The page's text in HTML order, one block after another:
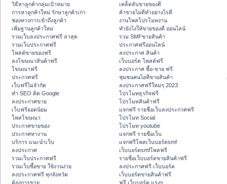
วิธีหาลูกค้ากลุ่มเป้าหมาย
การหาลูกค้าใหม่ รักษาลูกค้าเก่า
ช่องทางการเข้าถึงลูกค้า
เพิ่มฐานลูกค้าใหม่
รวมเว็บลงประกาศฟรี ล่าสุด
รวมเว็บประกาศฟรี
โพสต์ขายของฟรี
ลงโฆษณาสินค้าฟรี
โฆษณาฟรี
ประกาศฟรี
เว็บฟรีไม่จำกัด
ทำ SEO ติด Google
ลงประกาศขาย
เว็บฟรียอดนิยม
โพสโฆษณา
ประกาศขายของ
ประกาศหางาน
บริการ แนะนำเว็บ
ลงประกาศ
รวมเว็บประกาศฟรี
รวมเว็บซื้อขาย ใช้งานง่าย
ลงประกาศฟรี ทุกจังหวัด
ต้องการขาย
เคล็ดลับขายของดี
ค้าขายไม่ดีทำอย่างไรดี
งานโพสโปรโมทงาน
ทํายังไงให้ขายของดี ออนไลน์
รวม SMFขายสินค้า
ประกาศฟรีออนไลน์
ลงประกาศ สินค้า
เว็บบอร์ด โพสต์ฟรี
ลงประกาศ ซื้อ-ขาย ฟรี
ชุมชนคนไอทีขายสินค้า
ลงประกาศฟรีใหม่ๆ 2023
โปรโมทธุรกิจฟรี
โปรโมทสินค้าฟรี
แจกฟรี รายชื่อเว็บลงประกาศฟรี
โปรโมท Social
โปรโมท youtube
แจกฟรี รายชื่อเว็บ
แจกฟรีโพสเว็บบอร์ดsmf
เว็บบอร์ดsmfโพสฟรี
รายชื่อเว็บบอร์ดขายสินค้าฟรี
ลงประกาศฟรี เว็บบอร์ด
เว็บบอร์ดขายสินค้าฟรี
ฟรี เว็บบอร์ด แรงๆ